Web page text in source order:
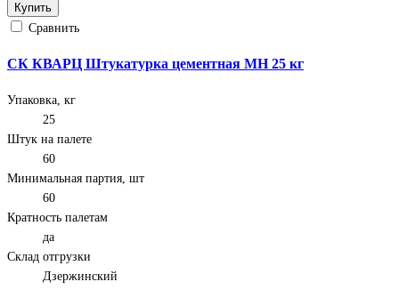
Купить
Сравнить
СК КВАРЦ Штукатурка цементная МН 25 кг
Упаковка, кг
25
Штук на палете
60
Минимальная партия, шт
60
Кратность палетам
да
Склад отгрузки
Дзержинский